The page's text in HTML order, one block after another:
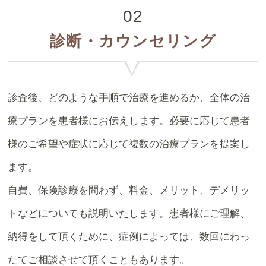
02
診断・カウンセリング
診査後、どのような手順で治療を進めるか、全体の治
療プランを患者様にお伝えします。必要に応じて患者
様のご希望や症状に応じて複数の治療プランを提案し
ます。
自費、保険診療を問わず、料金、メリット、デメリッ
トなどについても説明いたします。患者様にご理解、
納得をして頂くために、症例によっては、数回にわっ
たてご相談させて頂くこともあります。